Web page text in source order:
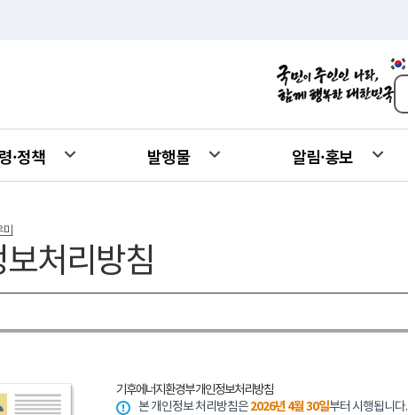
·정책 발행물 알림·홍보
미
처리방침
기후에너지환경부 개인정보처리방침
본 개인정보 처리방침은2026년 4월 30일부터 시행됩니다.